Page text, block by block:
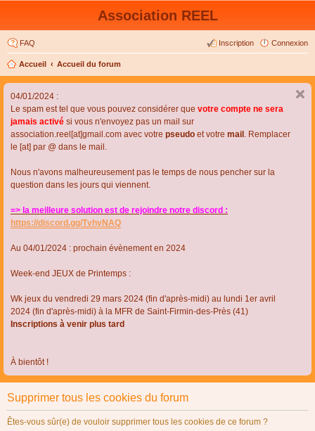
Association REEL
FAQ Connexion
Inscription
Accueil Accueil du forum
04/01/2024 :
Le spam est tel que vous pouvez considérer que votre compte ne sera
jamais activé si vous n'envoyez pas un mail sur
association.reel[at]gmail.com avec votre pseudo et votre mail . Remplacer
le [at] par @ dans le mail.
Nous n'avons malheureusement pas le temps de nous pencher sur la
question dans les jours qui viennent.
=> la meilleure solution est de rejoindre notre discord :
https://discord.gg/TvhyNAQ
Au 04/01/2024 : prochain évènement en 2024
Week-end JEUX de Printemps :
Wk jeux du vendredi 29 mars 2024 (fin d'après-midi) au lundi 1er avril
2024 (fin d'après-midi) à la MFR de Saint-Firmin-des-Près (41)
Inscriptions à venir plus tard
À bientôt !
Supprimer tous les cookies du forum
Êtes-vous sûr(e) de vouloir supprimer tous les cookies de ce forum ?